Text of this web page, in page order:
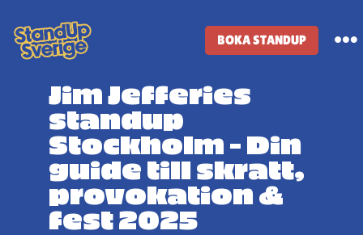
to
content
BOKA STANDUP
Standup-butik
Komiker
Lineup
Jim Jefferies
standup
Stockholm – Din
guide till skratt,
provokation &
fest 2025